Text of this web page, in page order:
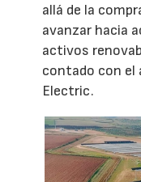
allá de la
avanzar hacia
activos
contado con el
Electric.